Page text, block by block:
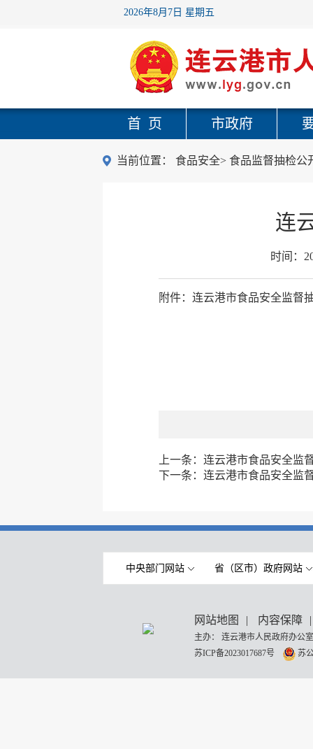
2026年8月7日 星期五
首 页 市政府
当前位置： 食品安全> 食品监督抽检公
连
时间：
附件：连云港市食品安全监督
上一条： 连云港市食品安全监
下一条： 连云港市食品安全监
中央部门网站 省（区市）政府网站
网站地图 | 内容保障 |
主办： 连云港市人民政府办
苏ICP备2023017687号
苏